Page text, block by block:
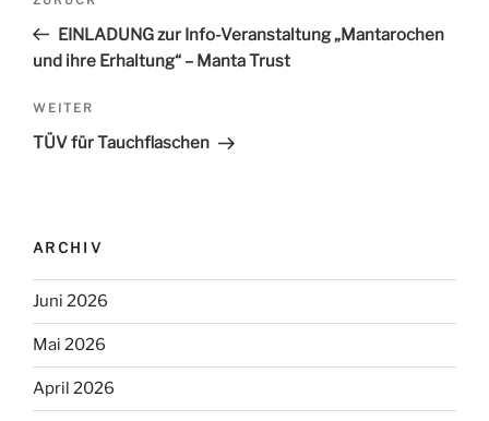
BeitragEINLADUNG zur Info-Veranstaltung „Mantarochen
und ihre Erhaltung“ – Manta Trust
Nächster
Beitrag
WEITER
TÜV für Tauchflaschen
ARCHIV
Juni 2026
Mai 2026
April 2026